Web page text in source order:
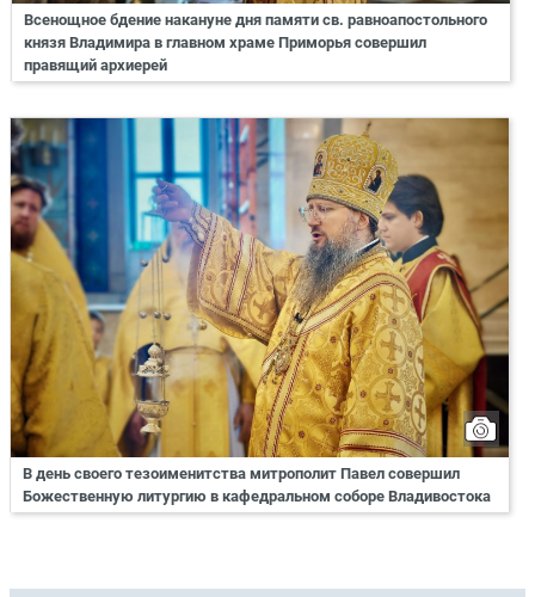
Всенощное бдение накануне дня памяти св. равноапостольного
князя Владимира в главном храме Приморья совершил
правящий архиерей
В день своего тезоименитства митрополит Павел совершил
Божественную литургию в кафедральном соборе Владивостока